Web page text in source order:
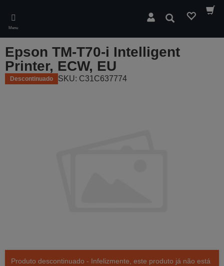
main
content
Menu
Pesquisar
Epson TM-T70-i Intelligent
Printer, ECW, EU
Descontinuado SKU: C31C637774
Produto descontinuado - Infelizmente, este produto já não está